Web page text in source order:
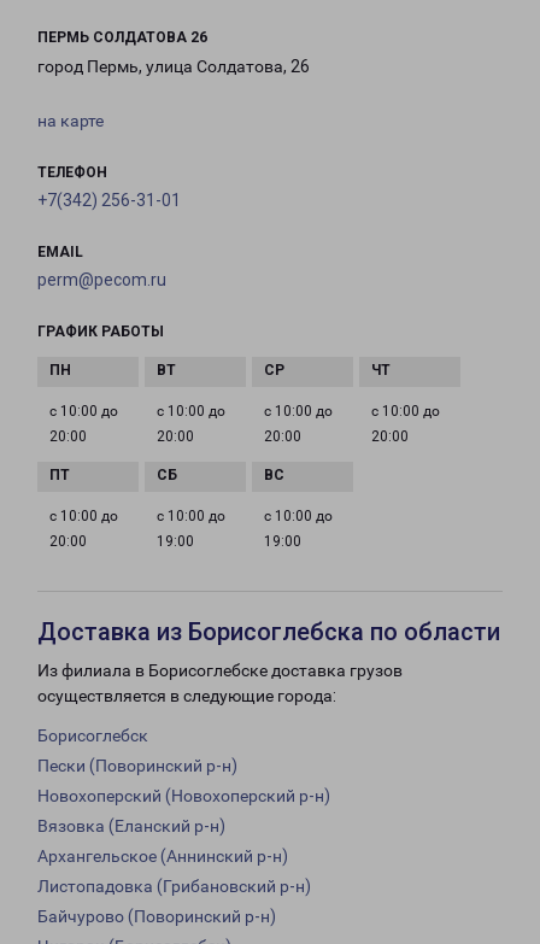
ПЕРМЬ СОЛДАТОВА 26
город Пермь, улица Солдатова, 26
на карте
ТЕЛЕФОН
+7(342) 256-31-01
EMAIL
perm@pecom.ru
ГРАФИК РАБОТЫ
с 10:00 до
20:00
с 10:00 до
20:00
с 10:00 до
20:00
с 10:00 до
20:00
с 10:00 до
20:00
с 10:00 до
19:00
с 10:00 до
19:00
Доставка из Борисоглебска по области
Из филиала в Борисоглебске доставка грузов
осуществляется в следующие города:
Борисоглебск
Пески (Поворинский р-н)
Новохоперский (Новохоперский р-н)
Вязовка (Еланский р-н)
Архангельское (Аннинский р-н)
Листопадовка (Грибановский р-н)
Байчурово (Поворинский р-н)